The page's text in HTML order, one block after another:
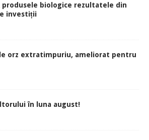
biologice rezultatele din
investiții
orz extratimpuriu, ameliorat pentru
în luna august!